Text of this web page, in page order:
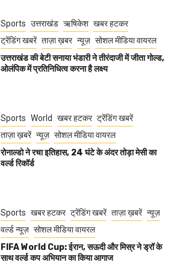
Sports उत्तराखंड ऋषिकेश खबर हटकर
ट्रेंडिंग खबरें ताज़ा ख़बर न्यूज़ सोशल मीडिया वायरल
उत्तराखंड की बेटी सनाया भंडारी ने तीरंदाजी में जीता गोल्ड,
ओलंपिक में प्रतिनिधित्व करना है लक्ष्य
Sports World खबर हटकर ट्रेंडिंग खबरें
ताज़ा ख़बरें न्यूज़ सोशल मीडिया वायरल
रोनाल्डो ने रचा इतिहास, 24 घंटे के अंदर तोड़ा मेसी का
वर्ल्ड रिकॉर्ड
Sports खबर हटकर ट्रेंडिंग खबरें ताज़ा ख़बरें न्यूज़
वर्ल्ड न्यूज़ सोशल मीडिया वायरल
FIFA World Cup: ईरान, सऊदी और मिस्र ने ड्रॉ के
साथ वर्ल्ड कप अभियान का किया आगाज